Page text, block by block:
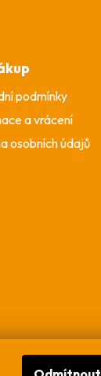
podmínky
a vrácení
osobních údajů